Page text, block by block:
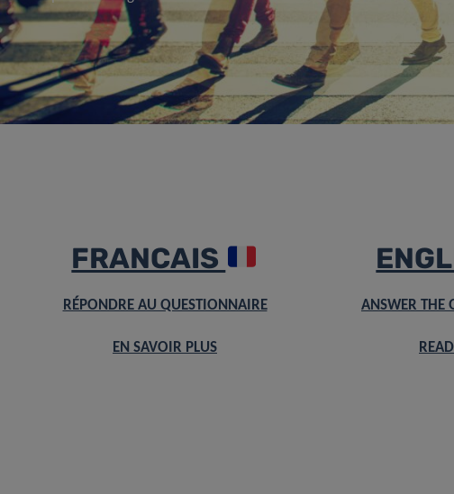
FRANCAIS
RÉPONDRE AU QUESTIONNAIRE
EN SAVOIR PLUS
ANSWER THE